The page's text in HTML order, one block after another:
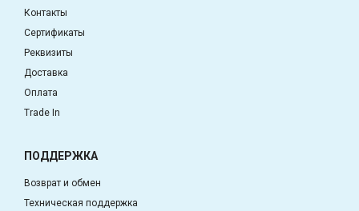
Контакты
Сертификаты
Реквизиты
Доставка
Оплата
Trade In
ПОДДЕРЖКА
Возврат и обмен
Техническая поддержка